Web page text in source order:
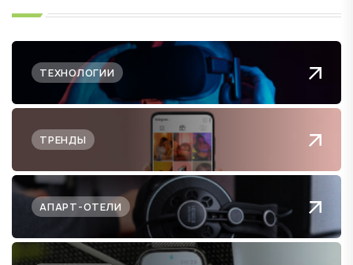
ТЕХНОЛОГИИ
ТРЕНДЫ
АПАРТ-ОТЕЛИ